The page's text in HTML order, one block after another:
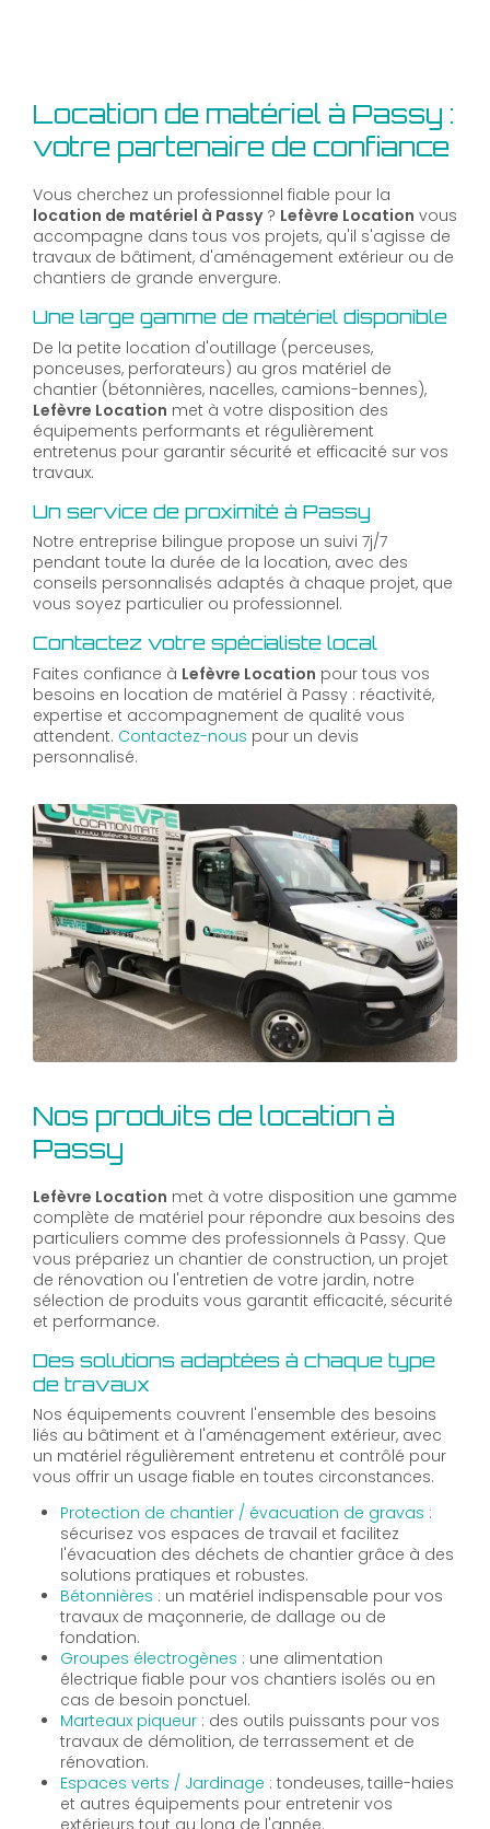
Location de matériel à Passy :
votre partenaire de confiance
Vous cherchez un professionnel fiable pour la
location de matériel à Passy? Lefèvre Location vous
accompagne dans tous vos projets, qu'il s'agisse de
travaux de bâtiment, d'aménagement extérieur ou de
chantiers de grande envergure.
Une large gamme de matériel disponible
De la petite location d'outillage (perceuses,
ponceuses, perforateurs) au gros matériel de
chantier (bétonnières, nacelles, camions-bennes),
Lefèvre Location met à votre disposition des
équipements performants et régulièrement
entretenus pour garantir sécurité et efficacité sur vos
travaux.
Un service de proximité à Passy
Notre entreprise bilingue propose un suivi 7j/7
pendant toute la durée de la location, avec des
conseils personnalisés adaptés à chaque projet, que
vous soyez particulier ou professionnel.
Contactez votre spécialiste local
Faites confiance à Lefèvre Location pour tous vos
besoins en location de matériel à Passy : réactivité,
expertise et accompagnement de qualité vous
attendent. Contactez-nous pour un devis
personnalisé.
Nos produits de location à
Passy
Lefèvre Location met à votre disposition une gamme
complète de matériel pour répondre aux besoins des
particuliers comme des professionnels à Passy. Que
vous prépariez un chantier de construction, un projet
de rénovation ou l'entretien de votre jardin, notre
sélection de produits vous garantit efficacité, sécurité
et performance.
Des solutions adaptées à chaque type
de travaux
Nos équipements couvrent l'ensemble des besoins
liés au bâtiment et à l'aménagement extérieur, avec
un matériel régulièrement entretenu et contrôlé pour
vous offrir un usage fiable en toutes circonstances.
Protection de chantier / évacuation de gravas :
sécurisez vos espaces de travail et facilitez
l'évacuation des déchets de chantier grâce à des
solutions pratiques et robustes.
Bétonnières : un matériel indispensable pour vos
travaux de maçonnerie, de dallage ou de
fondation.
Groupes électrogènes : une alimentation
électrique fiable pour vos chantiers isolés ou en
cas de besoin ponctuel.
Marteaux piqueur : des outils puissants pour vos
travaux de démolition, de terrassement et de
rénovation.
Espaces verts / Jardinage : tondeuses, taille-haies
et autres équipements pour entretenir vos
extérieurs tout au long de l'année.